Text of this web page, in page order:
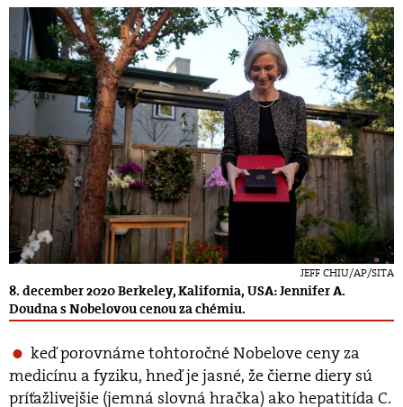
JEFF CHIU/AP/SITA
8. december 2020 Berkeley, Kalifornia, USA: Jennifer A.
Doudna s Nobelovou cenou za chémiu.
keď porovnáme tohtoročné Nobelove ceny za
medicínu a fyziku, hneď je jasné, že čierne diery sú
príťaž­livejšie (jemná slovná hračka) ako hepatitída C.